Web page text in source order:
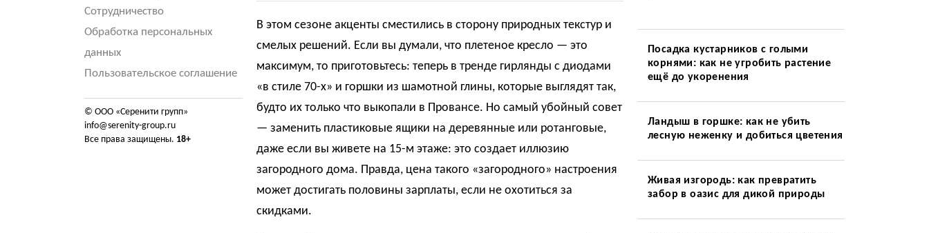
Сотрудничество
Обработка персональных
данных
Пользовательское соглашение
© ООО «Серенити групп»
info@serenity-group.ru
Все права защищены. 18+
В этом сезоне акценты сместились в сторону природных текстур и
смелых решений. Если вы думали, что плетеное кресло — это
максимум, то приготовьтесь: теперь в тренде гирлянды с диодами
«в стиле 70-х» и горшки из шамотной глины, которые выглядят так,
будто их только что выкопали в Провансе. Но самый убойный совет
— заменить пластиковые ящики на деревянные или ротанговые,
даже если вы живете на 15-м этаже: это создает иллюзию
загородного дома. Правда, цена такого «загородного» настроения
может достигать половины зарплаты, если не охотиться за
скидками.
Посадка кустарников с голыми
корнями: как не угробить растение
ещё до укоренения
Ландыш в горшке: как не убить
лесную неженку и добиться цветения
Живая изгородь: как превратить
забор в оазис для дикой природы